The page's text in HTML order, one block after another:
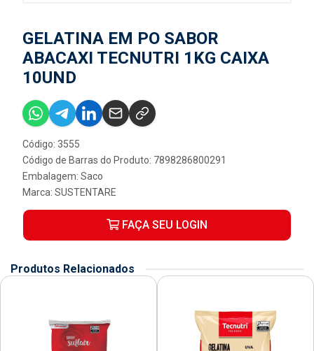
GELATINA EM PO SABOR
ABACAXI TECNUTRI 1KG CAIXA
10UND
Código: 3555
Código de Barras do Produto: 7898286800291
Embalagem: Saco
Marca: SUSTENTARE
FAÇA SEU LOGIN
Produtos Relacionados